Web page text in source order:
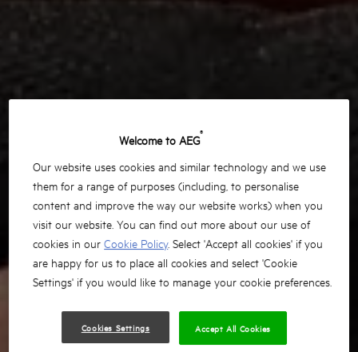
Welcome to AEG®
Our website uses cookies and similar technology and we use
them for a range of purposes (including, to personalise
content and improve the way our website works) when you
visit our website. You can find out more about our use of
cookies in ourCookie Policy. Select 'Accept all cookies' if you
are happy for us to place all cookies and select 'Cookie
Settings' if you would like to manage your cookie preferences.
Cookies Settings Accept All Cookies